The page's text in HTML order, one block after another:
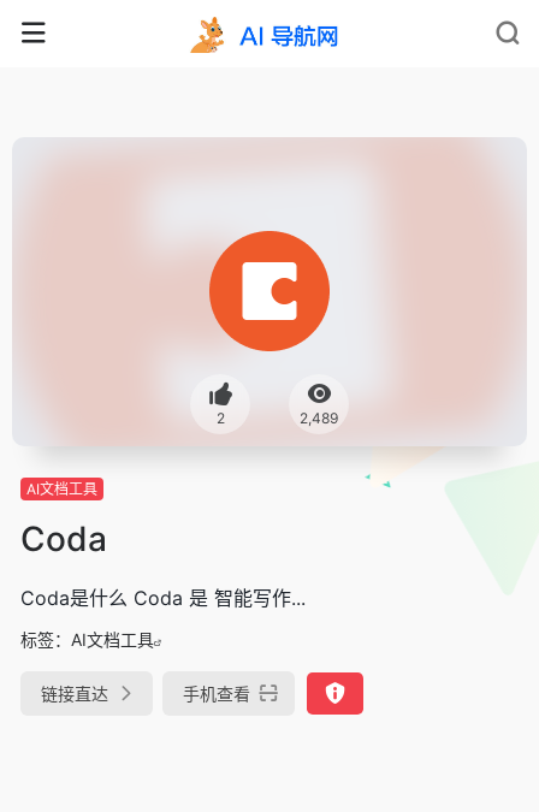
2 2,489
AI文档工具
Coda
Coda是什么 Coda 是 智能写作...
标签： AI文档工具
链接直达 手机查看